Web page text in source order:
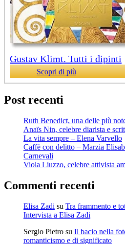
Gustav Klimt. Tutti i dipinti
Scopri di più
Post recenti
Ruth Benedict, una delle più
Anaïs Nin, celebre diarista e
La vita sempre – Elena Varvello
Caffè con delitto – Marzia
Carnevali
Viola Liuzzo, celebre attivista
Commenti recenti
Elisa Zadi su Tra frammento e
Intervista a Elisa Zadi
Sergio Pietro su Il bacio nella
romanticismo e di significato